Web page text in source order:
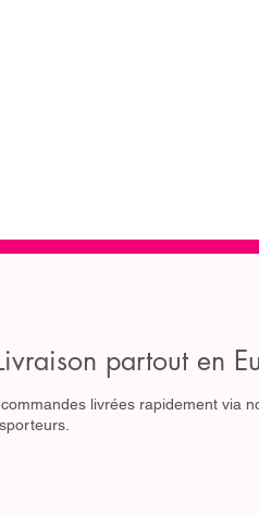
partout en
livrées rapidement via